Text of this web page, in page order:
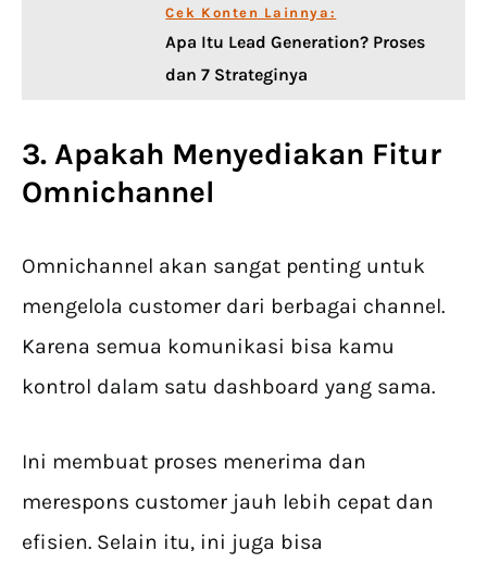
Cek Konten Lainnya:
Apa Itu Lead Generation? Proses
dan 7 Strateginya
3. Apakah Menyediakan Fitur
Omnichannel
Omnichannel akan sangat penting untuk
mengelola customer dari berbagai channel.
Karena semua komunikasi bisa kamu
kontrol dalam satu dashboard yang sama.
Ini membuat proses menerima dan
merespons customer jauh lebih cepat dan
efisien. Selain itu, ini juga bisa